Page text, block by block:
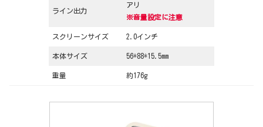
ライン出力
アリ
※音量設定に注意
スクリーンサイズ 2.0インチ
本体サイズ 56*88*15.5mm
重量 約176g